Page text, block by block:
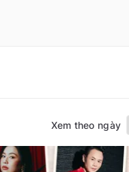
Xem theo ngày